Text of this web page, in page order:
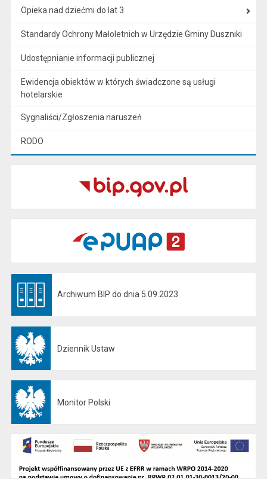
Opieka nad dziećmi do lat 3
Standardy Ochrony Małoletnich w Urzędzie Gminy Duszniki
Udostępnianie informacji publicznej
Ewidencja obiektów w których świadczone są usługi
hotelarskie
Sygnaliści/Zgłoszenia naruszeń
RODO
Archiwum BIP do dnia 5.09.2023
Dziennik Ustaw
Monitor Polski